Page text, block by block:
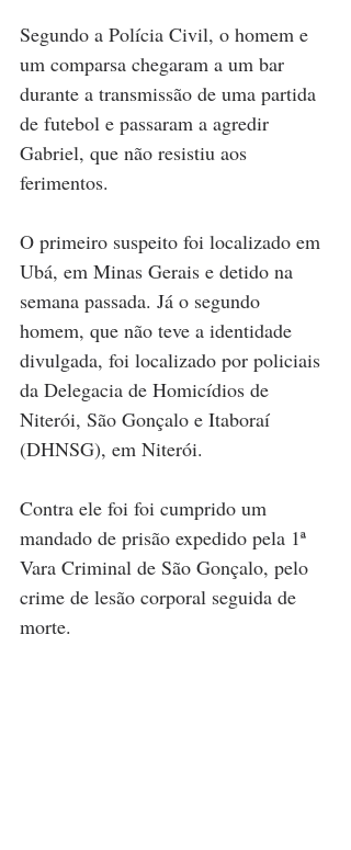
Segundo a Polícia Civil, o homem e
um comparsa chegaram a um bar
durante a transmissão de uma partida
de futebol e passaram a agredir
Gabriel, que não resistiu aos
ferimentos.
O primeiro suspeito foi localizado em
Ubá, em Minas Gerais e detido na
semana passada. Já o segundo
homem, que não teve a identidade
divulgada, foi localizado por policiais
da Delegacia de Homicídios de
Niterói, São Gonçalo e Itaboraí
(DHNSG), em Niterói.
Contra ele foi foi cumprido um
mandado de prisão expedido pela 1ª
Vara Criminal de São Gonçalo, pelo
crime de lesão corporal seguida de
morte.